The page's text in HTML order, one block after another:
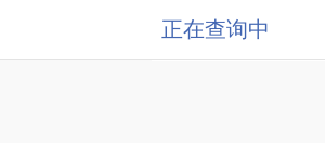
正在查询中